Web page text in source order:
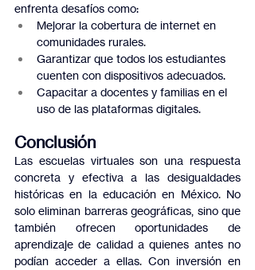
enfrenta desafíos como:
Mejorar la cobertura de internet en
comunidades rurales.
Garantizar que todos los estudiantes
cuenten con dispositivos adecuados.
Capacitar a docentes y familias en el
uso de las plataformas digitales.
Conclusión
Las escuelas virtuales son una respuesta
concreta y efectiva a las desigualdades
históricas en la educación en México. No
solo eliminan barreras geográficas, sino que
también ofrecen oportunidades de
aprendizaje de calidad a quienes antes no
podían acceder a ellas. Con inversión en